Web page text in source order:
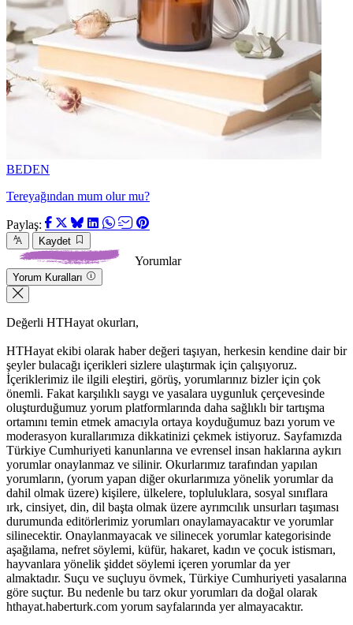
BEDEN
Tereyağından mum olur mu?
Paylaş:
Kaydet
Yorumlar
Yorum Kuralları
Değerli HTHayat okurları,
HTHayat ekibi olarak haber değeri taşıyan, herkesin kendine dair bir
şeyler bulacağı içerikleri sizlere ulaştırmak için çalışıyoruz.
İçeriklerimiz ile ilgili eleştiri, görüş, yorumlarınız bizler için çok
önemli. Fakat karşılıklı saygı ve yasalara uygunluk çerçevesinde
oluşturduğumuz yorum platformlarında daha sağlıklı bir tartışma
ortamını temin etmek amacıyla ortaya koyduğumuz bazı yorum ve
moderasyon kurallarımıza dikkatinizi çekmek istiyoruz. Sayfamızda
Türkiye Cumhuriyeti kanunlarına ve evrensel insan haklarına aykırı
yorumlar onaylanmaz ve silinir. Okurlarımız tarafından yapılan
yorumların, (yorum yapan diğer okurlarımıza yönelik yorumlar da
dahil olmak üzere) kişilere, ülkelere, topluluklara, sosyal sınıflara
ırk, cinsiyet, din, dil başta olmak üzere ayrımcılık unsurları taşıması
durumunda editörlerimiz yorumları onaylamayacaktır ve yorumlar
silinecektir. Onaylanmayacak ve silinecek yorumlar kategorisinde
aşağılama, nefret söylemi, küfür, hakaret, kadın ve çocuk istismarı,
hayvanlara yönelik şiddet söylemi içeren yorumlar da yer
almaktadır. Suçu ve suçluyu övmek, Türkiye Cumhuriyeti yasalarına
göre suçtur. Bu nedenle bu tarz okur yorumları da doğal olarak
hthayat.haberturk.com yorum sayfalarında yer almayacaktır.